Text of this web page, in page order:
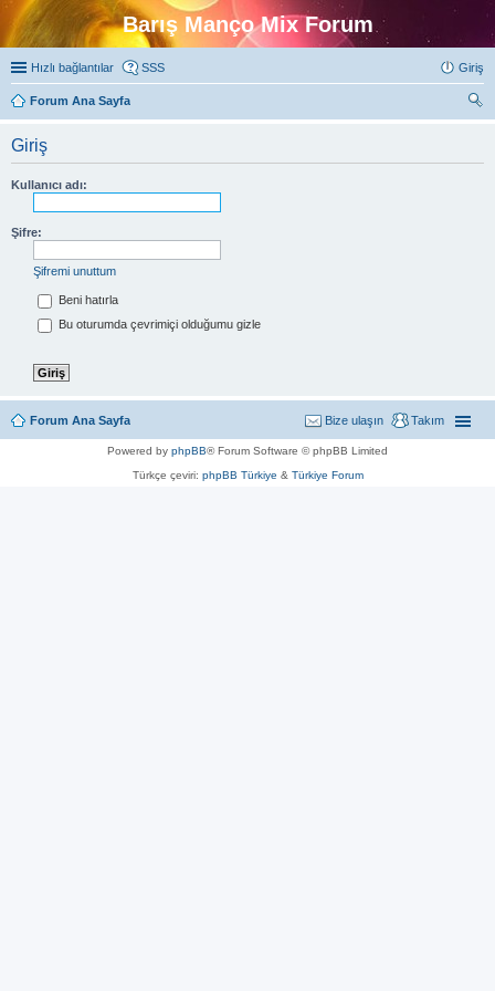
Barış Manço Mix Forum
Hızlı bağlantılar SSS Giriş
Forum Ana Sayfa
Giriş
Kullanıcı adı:
Şifre:
Şifremi unuttum
Beni hatırla
Bu oturumda çevrimiçi olduğumu gizle
Forum Ana Sayfa Takım
Bize ulaşın
Powered by phpBB® Forum Software © phpBB Limited
Türkçe çeviri: phpBB Türkiye & Türkiye Forum